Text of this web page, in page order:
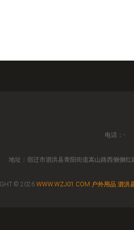
电话：-
地址：宿迁市泗洪县青阳街道嵩山路西侧侧
© 2026 WWW.WZJ01.COM 户外用品 泗洪